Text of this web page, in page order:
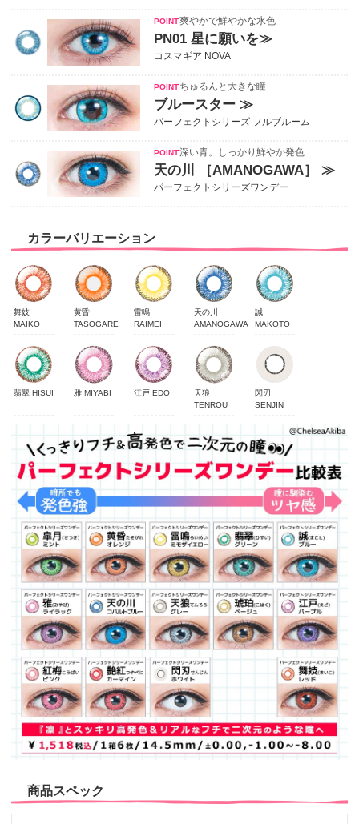
爽やかで鮮やかな水色
PN01 星に願いを≫
コスマギア NOVA
ちゅるんと大きな瞳
ブルースター ≫
パーフェクトシリーズ フルブルーム
深い青。しっかり鮮やか発色
天の川 ［AMANOGAWA］ ≫
パーフェクトシリーズワンデー
カラーバリエーション
舞妓
MAIKO
黄昏
TASOGARE
雷鳴
RAIMEI
天の川
AMANOGAWA
誠
MAKOTO
翡翠 HISUI 雅 MIYABI 江戸 EDO 天狼
TENROU
閃刃
SENJIN
商品スペック